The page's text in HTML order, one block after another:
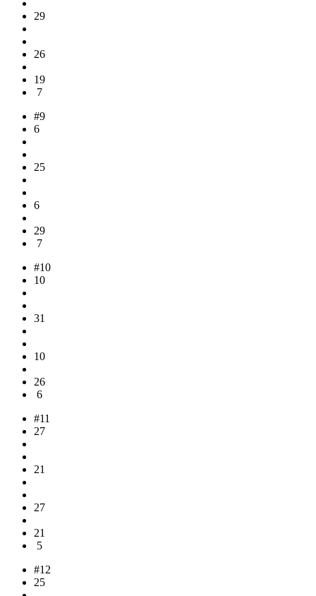
29
26
19
7
#9
6
25
6
29
7
#10
10
31
10
26
6
#11
27
21
27
21
5
#12
25